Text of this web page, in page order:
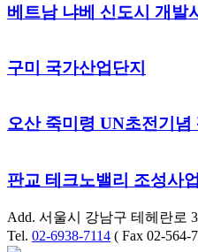
베트남 냐베 신도시 개발
구미 국가산업단지
오산 죽미령 UN초전기념
판교 테크노밸리 조성사업
Add. 서울시 강남구 테헤란로
Tel. 02-6938-7114 ( Fax 02-564-